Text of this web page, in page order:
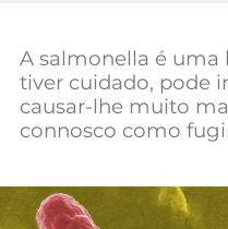
Animais
A salmonella é uma
tiver cuidado, pode
causar-lhe muito
connosco como